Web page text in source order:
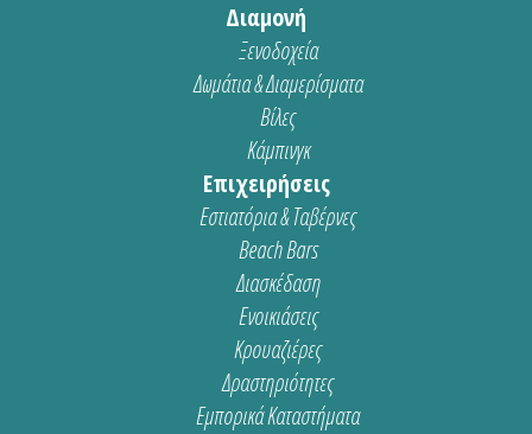
Διαμονή
Ξενοδοχεία
Δωμάτια & Διαμερίσματα
Βίλες
Κάμπινγκ
Επιχειρήσεις
Εστιατόρια & Ταβέρνες
Beach Bars
Διασκέδαση
Ενοικιάσεις
Κρουαζιέρες
Δραστηριότητες
Εμπορικά Καταστήματα